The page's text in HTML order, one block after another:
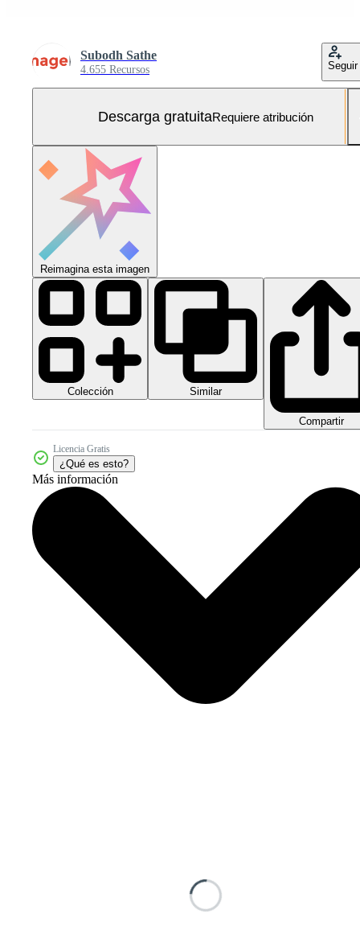
Subodh Sathe
4.655 Recursos Seguir
Descarga gratuitaRequiere atribución
Reimagina esta imagen
Colección Similar
Compartir
Licencia Gratis
¿Qué es esto?
Más información